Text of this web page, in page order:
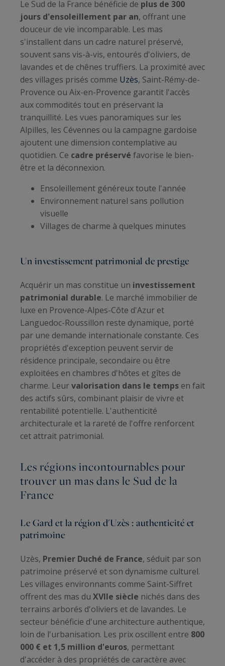
Le Sud de la France bénéficie de plus de 300
jours d'ensoleillement par an, offrant une
douceur de vie incomparable. Les mas
s'installent dans un cadre naturel préservé,
souvent sans vis-à-vis, entourés d'oliviers, de
lavandes et de chênes truffiers. La proximité avec
des villages prisés comme Uzès, Saint-Rémy-de-
Provence ou Aix-en-Provence garantit l'accès
aux commodités tout en préservant la
tranquillité. Les vues panoramiques sur les
Alpilles, les Cévennes ou la campagne gardoise
ajoutent une dimension contemplative au
quotidien. Ce cadre préservé favorise le bien-
être et la déconnexion.
Ensoleillement généreux toute l'année
Environnement naturel sans pollution
visuelle
Villages de charme à quelques minutes
Un investissement patrimonial de prestige
Acquérir un mas constitue un investissement
patrimonial durable. Le marché immobilier de
luxe en Provence-Alpes-Côte d'Azur et
Languedoc-Roussillon reste dynamique, porté
par une demande internationale constante. Ces
propriétés d'exception peuvent servir de
résidence principale, secondaire ou être
exploitées en chambres d'hôtes et gîtes de
charme. Leurvalorisation dans le temps en fait
des actifs sûrs, combinant plaisir de vivre et
rentabilité potentielle. L'authenticité
architecturale et la rareté de l'offre renforcent
cet attrait patrimonial.
Les régions incontournables pour
trouver un mas dans le Sud de la
France
Le Gard et la région d'Uzès : authenticité et
patrimoine
Uzès, Premier Duché de France, séduit par son
patrimoine préservé et son dynamisme culturel.
Les villages environnants comme Saint-Siffret
offrent des mas du XVIIe siècle nichés dans des
terrains arborés d'oliviers et de lavandes. Le
secteur bénéficie d'une architecture authentique,
loin de l'urbanisation. Les prix oscillent entre 800
000 € et 1,5 million d'euros, permettant
d'accéder à des propriétés de caractère avec